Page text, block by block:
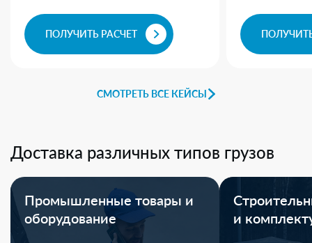
СМОТРЕТЬ ВСЕ КЕЙСЫ
ПОЛУЧИТЬ РАСЧЕТ
Доставка различных типов грузов
Промышленные товары и
оборудование
и